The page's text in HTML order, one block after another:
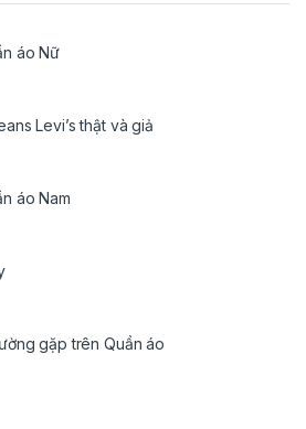
áo Nữ
Levi’s thật và giả
áo Nam
gặp trên Quần áo